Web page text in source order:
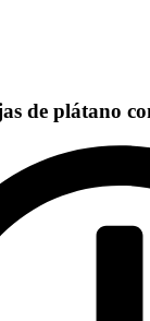
de plátano